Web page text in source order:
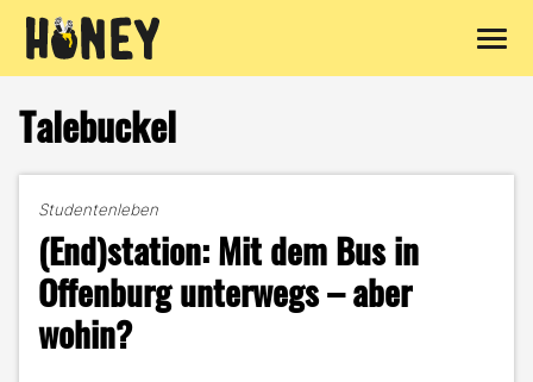
Inhalt
springen
Talebuckel
Studentenleben
(End)station: Mit dem Bus in
Offenburg unterwegs – aber
wohin?